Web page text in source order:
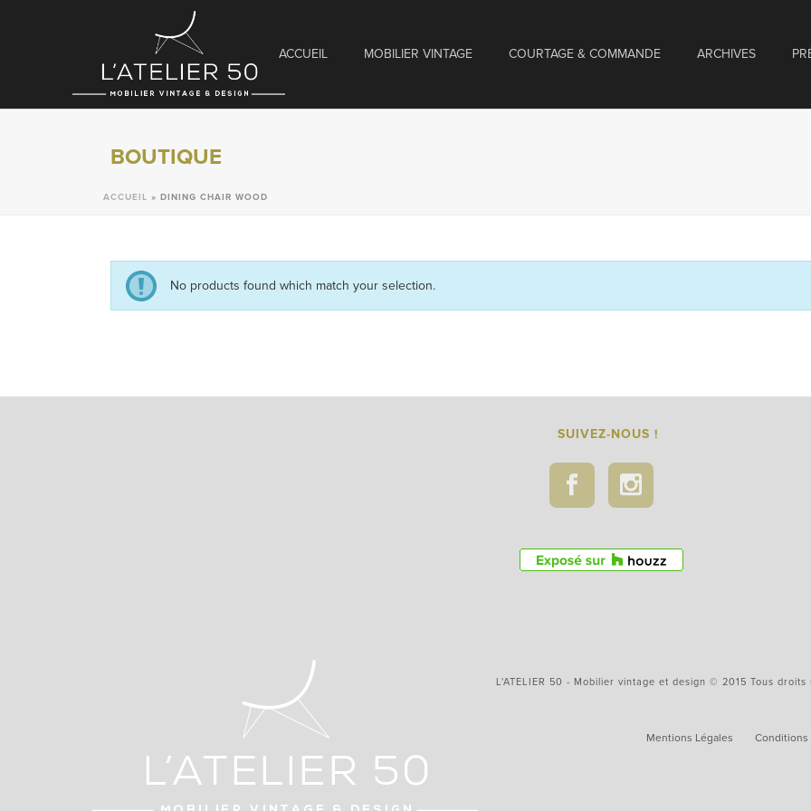
ACCUEIL MOBILIER VINTAGE COURTAGE & COMMANDE ARCHIVES
BOUTIQUE
ACCUEIL » DINING CHAIR WOOD
No products found which match your selection.
SUIVEZ-NOUS !
L'ATELIER 50 - Mobilier vintage et design © 2015 Tous droits
Mentions Légales Conditions